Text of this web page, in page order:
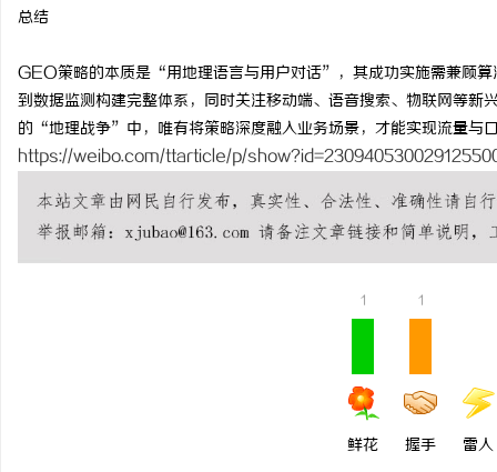
总结
GEO策略的本质是“用地理语言与用户对话”，其成功实施需兼顾算
到数据监测构建完整体系，同时关注移动端、语音搜索、物联网等
的“地理战争”中，唯有将策略深度融入业务场景，才能实现流量与
https://weibo.com/ttarticle/p/
1
鲜花
1
握手 雷人